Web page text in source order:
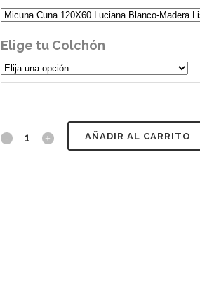
Elige tu Colchón
AÑADIR AL CARRITO